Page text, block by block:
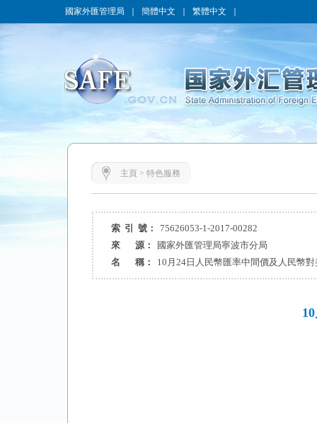
國家外匯管理局 簡體中文 繁體中文
主頁 > 特色服務
索 引 號：
75626053-1-2017-00282
來 源：
國家外匯管理局寧波市分局
名 稱：
10月24日人民幣匯率中間價及人民幣